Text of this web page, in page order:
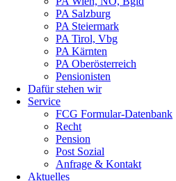
PA Salzburg
PA Steiermark
PA Tirol, Vbg
PA Kärnten
PA Oberösterreich
Pensionisten
Dafür stehen wir
Service
FCG Formular-Datenbank
Recht
Pension
Post Sozial
Anfrage & Kontakt
Aktuelles